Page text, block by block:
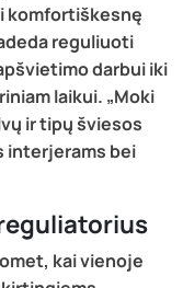
komfortiškesnę
reguliuoti
darbui iki
laikui. „Moki
ir tipų šviesos
interjerams bei
kai vienoje